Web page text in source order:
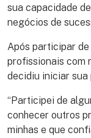
sua capacidade
negócios de
Após participar
profissionais com
decidiu iniciar sua
“Participei de
conhecer outros
minhas e que